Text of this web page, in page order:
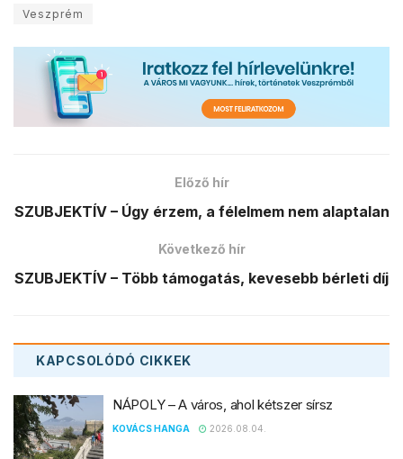
Veszprém
Előző hír
SZUBJEKTÍV – Úgy érzem, a félelmem nem alaptalan
Következő hír
SZUBJEKTÍV – Több támogatás, kevesebb bérleti díj
KAPCSOLÓDÓ CIKKEK
NÁPOLY – A város, ahol kétszer sírsz
KOVÁCS HANGA 2026.08.04.